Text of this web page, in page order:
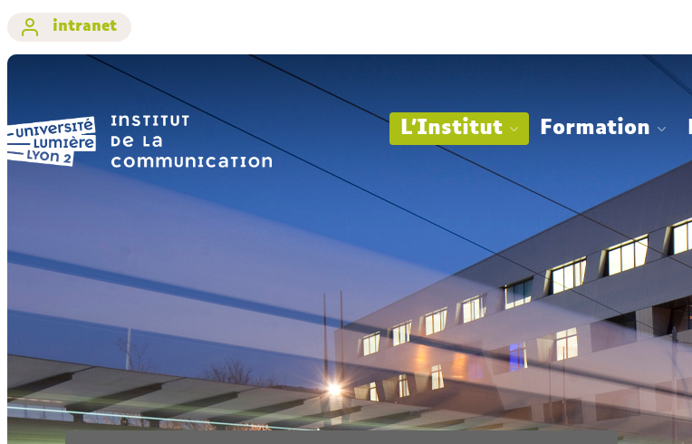
contenu
intranet
L'Institut Formation